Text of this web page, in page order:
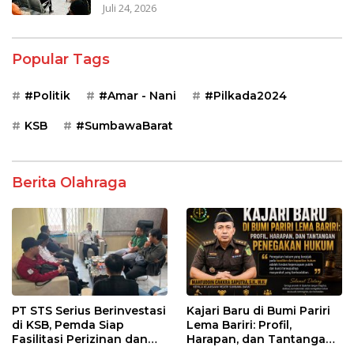
Juli 24, 2026
Popular Tags
#Politik #Amar - Nani #Pilkada2024
KSB #SumbawaBarat
Berita Olahraga
PT STS Serius Berinvestasi
di KSB, Pemda Siap
Fasilitasi Perizinan dan
Kajari Baru di Bumi Pariri
Lema Bariri: Profil,
Harapan, dan Tantangan